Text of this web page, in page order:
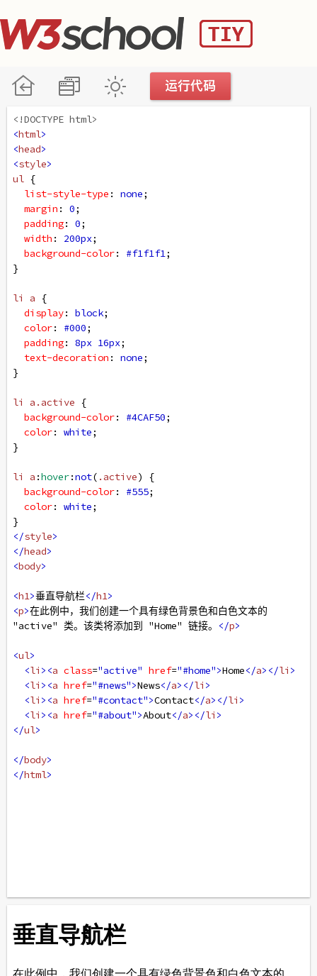
<!DOCTYPE html>
<html>
<head>
<style>
ul {
list-style-type : none;
margin : 0;
padding: 0;
width : 200px;
background-color: #f1f1f1;
}
li a {
display: block;
color: #000;
padding: 8px 16px;
text-decoration : none;
}
li a .active {
background-color: #4CAF50;
color: white;
}
li a :hover:not( .active) {
background-color: #555;
color: white;
}
</style>
</head>
<body>
<h1>垂直导航栏</h1>
<p>在此例中，我们创建一个具有绿色背景色和白色文本的
"active" 类。该类将添加到 "Home" 链接。
</p>
<ul>
<li ><a class="active" href="#home">Home</a></li >
<li ><a href="#news">News</a></li >
<li ><a href="#contact">Contact</a></li >
<li ><a href="#about">About</a></li >
</ul>
</body>
</html>